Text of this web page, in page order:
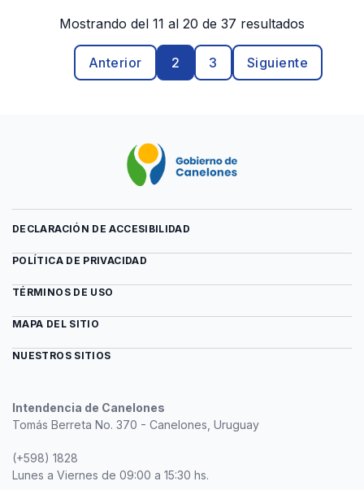
Mostrando del 11 al 20 de 37 resultados
Anterior 2 3 Siguiente
Intendencia de Canelones
Tomás Berreta No. 370 - Canelones, Uruguay
(+598) 1828
Lunes a Viernes de 09:00 a 15:30 hs.
DECLARACIÓN DE ACCESIBILIDAD
POLÍTICA DE PRIVACIDAD
TÉRMINOS DE USO
MAPA DEL SITIO
NUESTROS SITIOS